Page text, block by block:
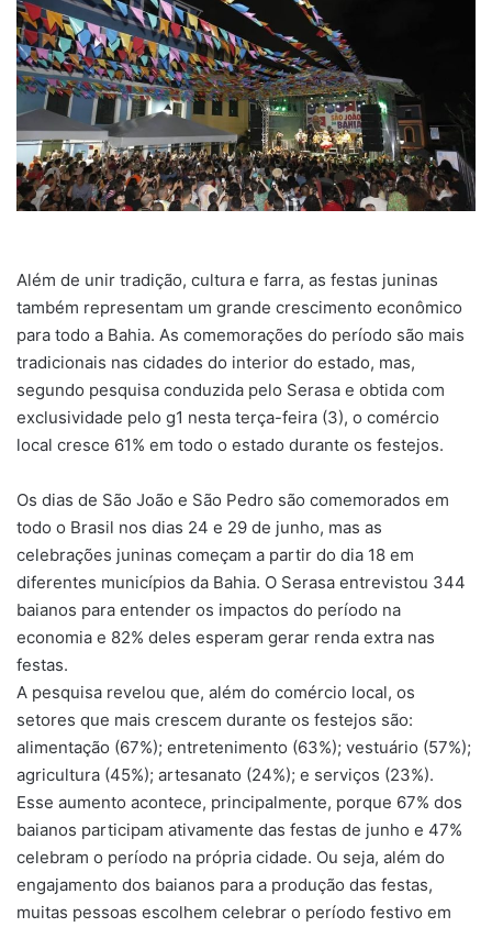
Além de unir tradição, cultura e farra, as festas juninas
também representam um grande crescimento econômico
para todo a Bahia. As comemorações do período são mais
tradicionais nas cidades do interior do estado, mas,
segundo pesquisa conduzida pelo Serasa e obtida com
exclusividade pelo g1 nesta terça-feira (3), o comércio
local cresce 61% em todo o estado durante os festejos.
Os dias de São João e São Pedro são comemorados em
todo o Brasil nos dias 24 e 29 de junho, mas as
celebrações juninas começam a partir do dia 18 em
diferentes municípios da Bahia. O Serasa entrevistou 344
baianos para entender os impactos do período na
economia e 82% deles esperam gerar renda extra nas
festas.
A pesquisa revelou que, além do comércio local, os
setores que mais crescem durante os festejos são:
alimentação (67%); entretenimento (63%); vestuário (57%);
agricultura (45%); artesanato (24%); e serviços (23%).
Esse aumento acontece, principalmente, porque 67% dos
baianos participam ativamente das festas de junho e 47%
celebram o período na própria cidade. Ou seja, além do
engajamento dos baianos para a produção das festas,
muitas pessoas escolhem celebrar o período festivo em